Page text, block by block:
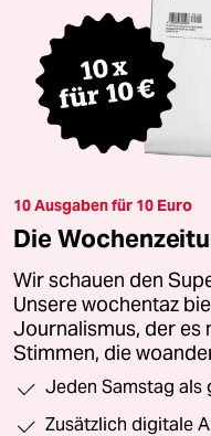
10 Ausgaben für 10 Euro
Die
Wir schauen den
Unsere wochentaz
Journalismus, der es
Stimmen, die
Jeden Samstag als
Zusätzlich digitale